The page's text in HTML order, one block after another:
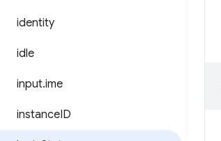
identity
idle
input.ime
instanceID